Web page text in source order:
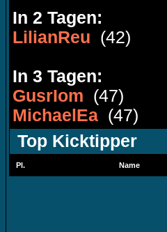
In 2 Tagen:
LilianReu (42)
In 3 Tagen:
GusrIom (47)
MichaelEa (47)
Top Kicktipper
Pl. Name